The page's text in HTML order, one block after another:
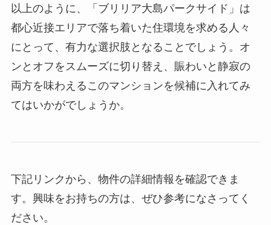
以上のように、「ブリリア大島パークサイド」は
都心近接エリアで落ち着いた住環境を求める人々
にとって、有力な選択肢となることでしょう。オ
ンとオフをスムーズに切り替え、賑わいと静寂の
両方を味わえるこのマンションを候補に入れてみ
てはいかがでしょうか。
下記リンクから、物件の詳細情報を確認できま
す。興味をお持ちの方は、ぜひ参考になさってく
ださい。